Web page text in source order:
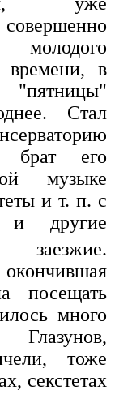
времени, в
Стал
брат его
музыке
и т. п. с
и другие
окончившая
посещать
много
тоже
секстетах